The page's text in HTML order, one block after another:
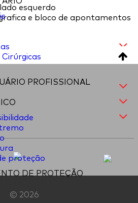
Cirúrgicas
PROFISSIONAL
proteção
DE PROTEÇÃO
esquerdo
e bloco de apontamentos
© 2026